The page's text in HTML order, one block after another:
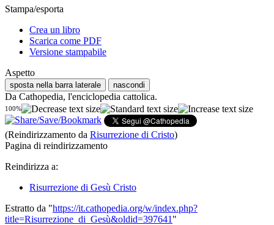
Stampa/esporta
Crea un libro
Scarica come PDF
Versione stampabile
Aspetto
sposta nella barra laterale nascondi
Da Cathopedia, l'enciclopedia cattolica.
100%
(Reindirizzamento da Risurrezione di Cristo)
Pagina di reindirizzamento
Reindirizza a:
Risurrezione di Gesù Cristo
Estratto da "https://it.cathopedia.org/w/index.php?
title=Risurrezione_di_Gesù&oldid=397641 "